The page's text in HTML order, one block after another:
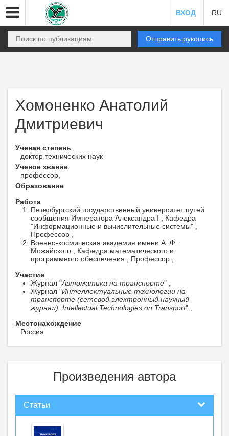
ВХОД RU
Отправить рукопись
Хомоненко Анатолий
Дмитриевич
Ученая степень
доктор технических наук
Ученое звание
профессор,
Образование
Работа
Петербургский государственный университет путей
сообщения Императора Александра I , Кафедра
"Информационные и вычислительные системы" ,
Профессор ,
Военно-космическая академия имени А. Ф.
Можайского , Кафедра математического и
программного обеспечения , Профессор ,
Участие
Журнал "Автоматика на транспорте" ,
Журнал "Интеллектуальные технологии на
транспорте (сетевой электронный научный
журнал), Intellectual Technologies on Transport" ,
Местонахождение
Россия
Произведения автора
Статьи